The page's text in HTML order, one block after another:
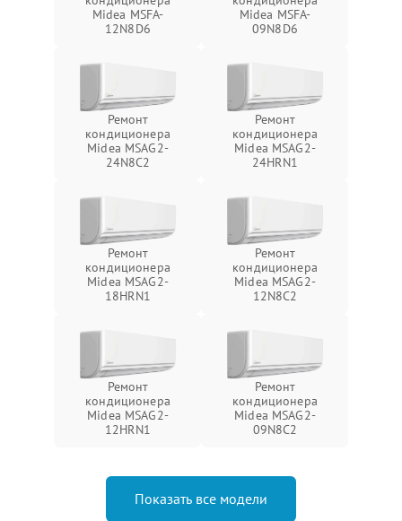
Midea MSFA-
12N8D6
Midea MSFA-
09N8D6
Ремонт
кондиционера
Midea MSAG2-
24N8C2
Ремонт
кондиционера
Midea MSAG2-
24HRN1
Ремонт
кондиционера
Midea MSAG2-
18HRN1
Ремонт
кондиционера
Midea MSAG2-
12N8C2
Ремонт
кондиционера
Midea MSAG2-
12HRN1
Ремонт
кондиционера
Midea MSAG2-
09N8C2
Показать все модели